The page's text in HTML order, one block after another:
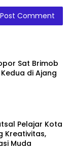
Sat Brimob
di Ajang
Pelajar Kota
Kreativitas,
Muda